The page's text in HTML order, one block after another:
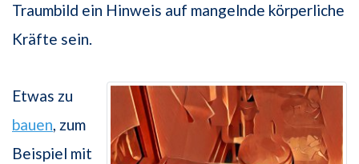
Traumbild ein Hinweis auf mangelnde körperliche
Kräfte sein.
Etwas zu
bauen, zum
Beispiel mit